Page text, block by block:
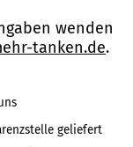
wenden
tanken.de.
geliefert